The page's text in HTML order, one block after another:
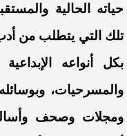
حياته الحالية
تلك التي يتطلب من
بكل أنواعه
والمسرحيات،
ومجلات وصحف